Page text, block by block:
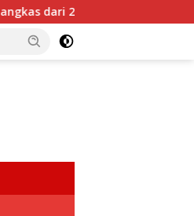
Jam Jadi 20 Menit